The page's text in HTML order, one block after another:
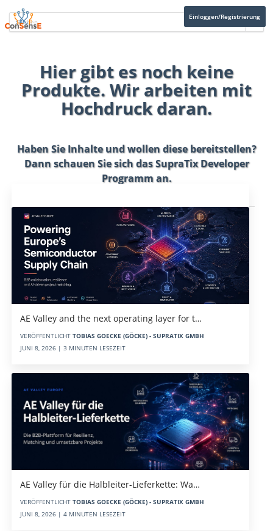
Einloggen/Registrierung
Hier gibt es noch keine
Produkte. Wir arbeiten mit
Hochdruck daran.
Haben Sie Inhalte und wollen diese bereitstellen?
Dann schauen Sie sich dasSupraTix Developer
Programman.
AE Valley and the next operating layer for t…
VERÖFFENTLICHT TOBIAS GOECKE (GÖCKE) - SUPRATIX GMBH
JUNI 8, 2026 | 3 MINUTEN LESEZEIT
AE Valley für die Halbleiter-Lieferkette: Wa…
VERÖFFENTLICHT TOBIAS GOECKE (GÖCKE) - SUPRATIX GMBH
JUNI 8, 2026 | 4 MINUTEN LESEZEIT